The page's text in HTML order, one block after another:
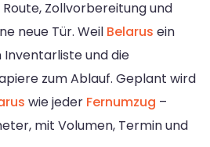
Zollvorbereitung und
neue Tür. Weil Belarus ein
und die
zum Ablauf. Geplant wird
wie jeder Fernumzug –
mit Volumen, Termin und